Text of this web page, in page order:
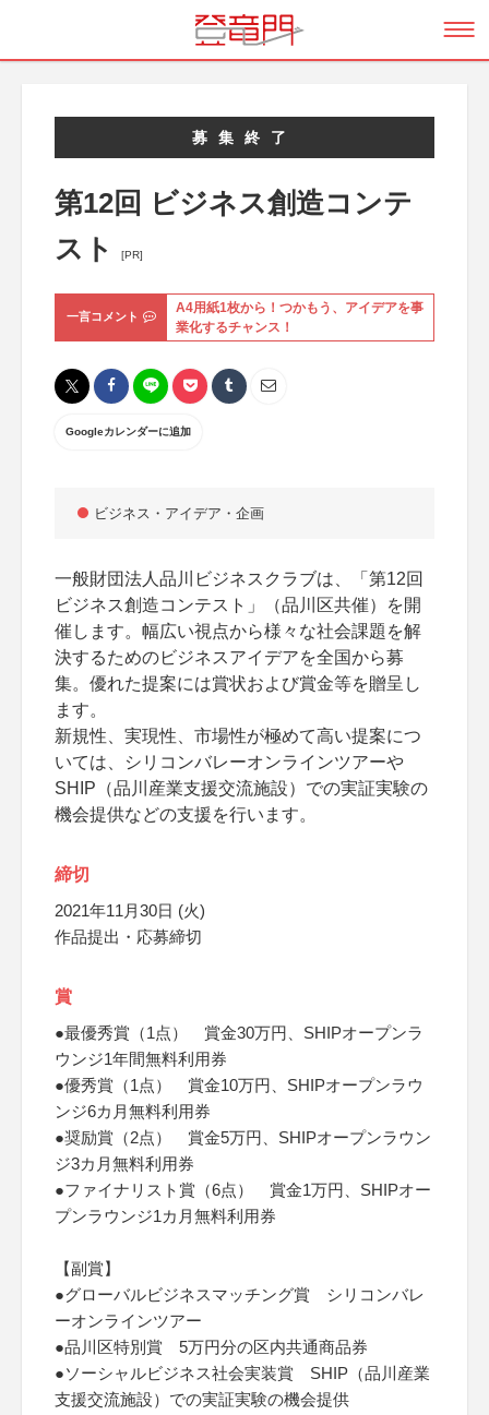
募集終了
第12回 ビジネス創造コンテ
スト
[PR]
一言コメント
A4用紙1枚から！つかもう、アイデアを事
業化するチャンス！
Googleカレンダーに追加
ビジネス・アイデア・企画
一般財団法人品川ビジネスクラブは、「第12回
ビジネス創造コンテスト」（品川区共催）を開
催します。幅広い視点から様々な社会課題を解
決するためのビジネスアイデアを全国から募
集。優れた提案には賞状および賞金等を贈呈し
ます。
新規性、実現性、市場性が極めて高い提案につ
いては、シリコンバレーオンラインツアーや
SHIP（品川産業支援交流施設）での実証実験の
機会提供などの支援を行います。
締切
2021年11月30日 (火)
作品提出・応募締切
賞
●最優秀賞（1点） 賞金30万円、SHIPオープンラ
ウンジ1年間無料利用券
●優秀賞（1点） 賞金10万円、SHIPオープンラウ
ンジ6カ月無料利用券
●奨励賞（2点） 賞金5万円、SHIPオープンラウン
ジ3カ月無料利用券
●ファイナリスト賞（6点） 賞金1万円、SHIPオー
プンラウンジ1カ月無料利用券
【副賞】
●グローバルビジネスマッチング賞 シリコンバレ
ーオンラインツアー
●品川区特別賞 5万円分の区内共通商品券
●ソーシャルビジネス社会実装賞 SHIP（品川産業
支援交流施設）での実証実験の機会提供